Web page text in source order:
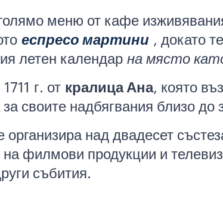
меню от кафе
еспресо мартини, докато
летен календар на място
г. от кралица Ана, която
своите надбягвания близо до
над двадесет
филмови продукции и
събития.